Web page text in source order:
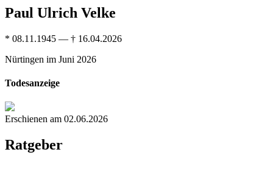
Paul Ulrich Velke
* 08.11.1945 — † 16.04.2026
Nürtingen im Juni 2026
Todesanzeige
Erschienen am 02.06.2026
Ratgeber